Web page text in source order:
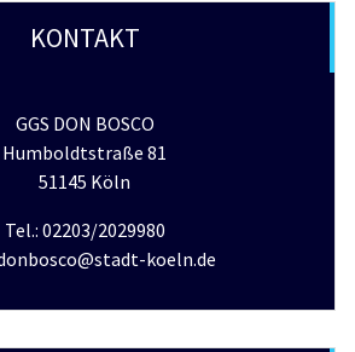
KONTAKT
GGS DON BOSCO
Humboldtstraße 81
51145 Köln
Tel.: 02203/2029980
koeln.de